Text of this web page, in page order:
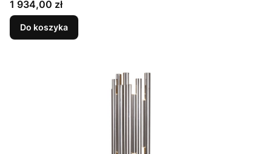
Cena
1 934,00 zł
Do koszyka